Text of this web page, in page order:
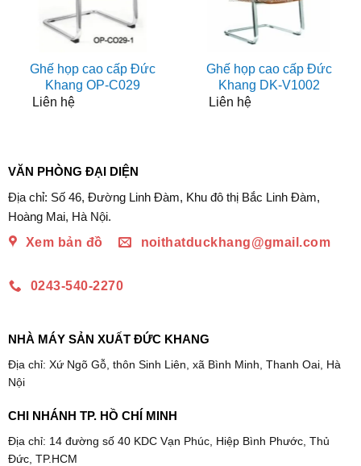
Ghế họp cao cấp Đức
Khang OP-C029
Liên hệ
Ghế họp cao cấp Đức
Khang DK-V1002
Liên hệ
VĂN PHÒNG ĐẠI DIỆN
Địa chỉ: Số 46, Đường Linh Đàm, Khu đô thị Bắc Linh Đàm,
Hoàng Mai, Hà Nội.
Xem bản đồ
noithatduckhang@gmail.com
0243-540-2270
NHÀ MÁY SẢN XUẤT ĐỨC KHANG
Địa chỉ: Xứ Ngõ Gỗ, thôn Sinh Liên, xã Bình Minh, Thanh Oai, Hà
Nội
CHI NHÁNH TP. HỒ CHÍ MINH
Địa chỉ: 14 đường số 40 KDC Vạn Phúc, Hiệp Bình Phước, Thủ
Đức, TP.HCM